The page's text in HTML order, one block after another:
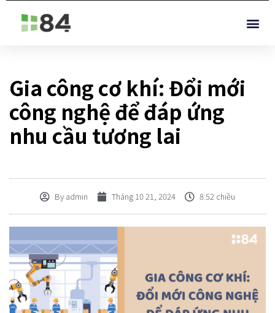
Gia công cơ khí: Đổi mới
công nghệ để đáp ứng
nhu cầu tương lai
By admin Tháng 10 21, 2024 8:52 chiều